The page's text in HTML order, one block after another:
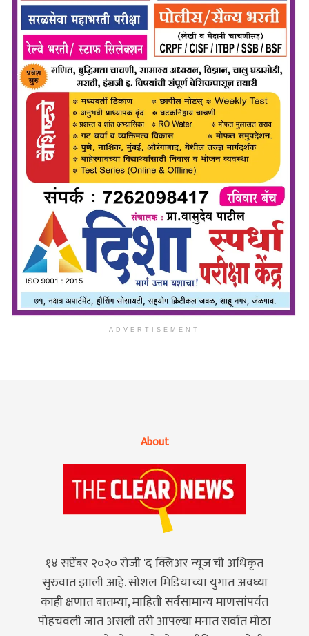
ADVERTISEMENT
About
१४ सप्टेंबर २०२० रोजी 'द क्लिअर न्यूज'ची अधिकृत
सुरुवात झाली आहे. सोशल मिडियाच्या युगात अवघ्या
काही क्षणात बातम्या, माहिती सर्वसामान्य माणसांपर्यंत
पोहचवली जात असली तरी आपल्या मनात सर्वात मोठा